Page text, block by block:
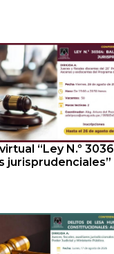
“Ley N.º
jurisprudenciales”